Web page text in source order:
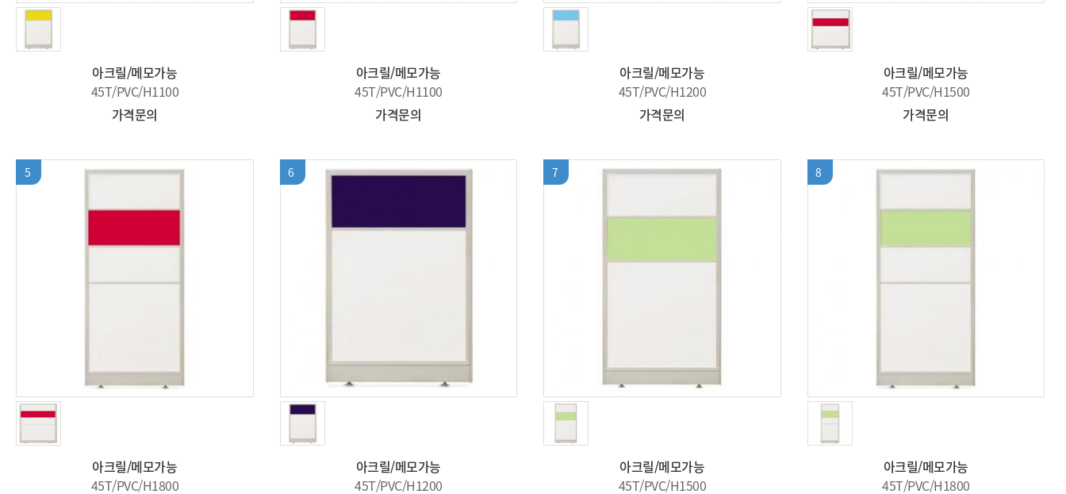
아크릴/메모가능
45T/PVC/H1100
가격문의
아크릴/메모가능
45T/PVC/H1100
가격문의
아크릴/메모가능
45T/PVC/H1200
가격문의
아크릴/메모가능
45T/PVC/H1500
가격문의
5
아크릴/메모가능
45T/PVC/H1800
6
아크릴/메모가능
45T/PVC/H1200
7
아크릴/메모가능
45T/PVC/H1500
8
아크릴/메모가능
45T/PVC/H1800